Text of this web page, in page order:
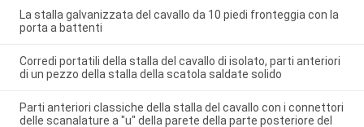
La stalla galvanizzata del cavallo da 10 piedi fronteggia con la
porta a battenti
Corredi portatili della stalla del cavallo di isolato, parti anteriori
di un pezzo della stalla della scatola saldate solido
Parti anteriori classiche della stalla del cavallo con i connettori
delle scanalature a "u" della parete della parte posteriore del